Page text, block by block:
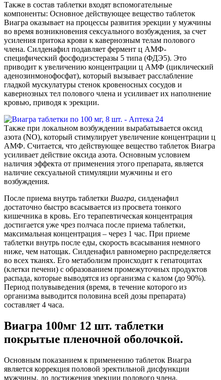
Также в состав таблетки входят вспомогательные
компоненты: Основное действующее вещество таблеток
Виагра оказывает на процессы развития эрекции у мужчины
во время возникновения сексуального возбуждения, за счет
усиления притока крови к кавернозным телам полового
члена. Силденафил подавляет фермент ц АМФ-
специфический фосфодиэстеразы 5 типа (ФДЭ5). Это
приводит к увеличению концентрации ц АМФ (циклический
аденозинмонофосфат), который вызывает расслабление
гладкой мускулатуры стенок кровеносных сосудов и
кавернозных тел полового члена и усиливает их наполнение
кровью, приводя к эрекции.
Также при локальном возбуждении вырабатывается оксид
азота (NO), который стимулирует увеличение концентрации ц
АМФ. Считается, что действующее вещество таблеток Виагра
усиливает действие оксида азота. Основным условием
наличия эффекта от применения этого препарата, является
наличие сексуальной стимуляции мужчины и его
возбуждения.
После приема внутрь таблетки Виагра, силденафил
достаточно быстро всасывается из просвета тонкого
кишечника в кровь. Его терапевтическая концентрация
достигается уже чрез полчаса после приема таблетки,
максимальная концентрация – через 1 час. При приеме
таблетки внутрь после еды, скорость всасывания немного
ниже, чем натощак. Силденафил равномерно распределяется
во всех тканях. Его метаболизм происходит к гепатоцитах
(клетки печени) с образованием промежуточных продуктов
распада, которые выводятся из организма с калом (до 90%).
Период полувыведения (время, в течение которого из
организма выводится половина всей дозы препарата)
составляет 4 часа.
Виагра 100мг 12 шт. таблетки
покрытые пленочной оболочкой.
Основным показанием к применению таблеток Виагра
является коррекция половой эректильной дисфункции
мужчины, до достижения эрекции полового члена,